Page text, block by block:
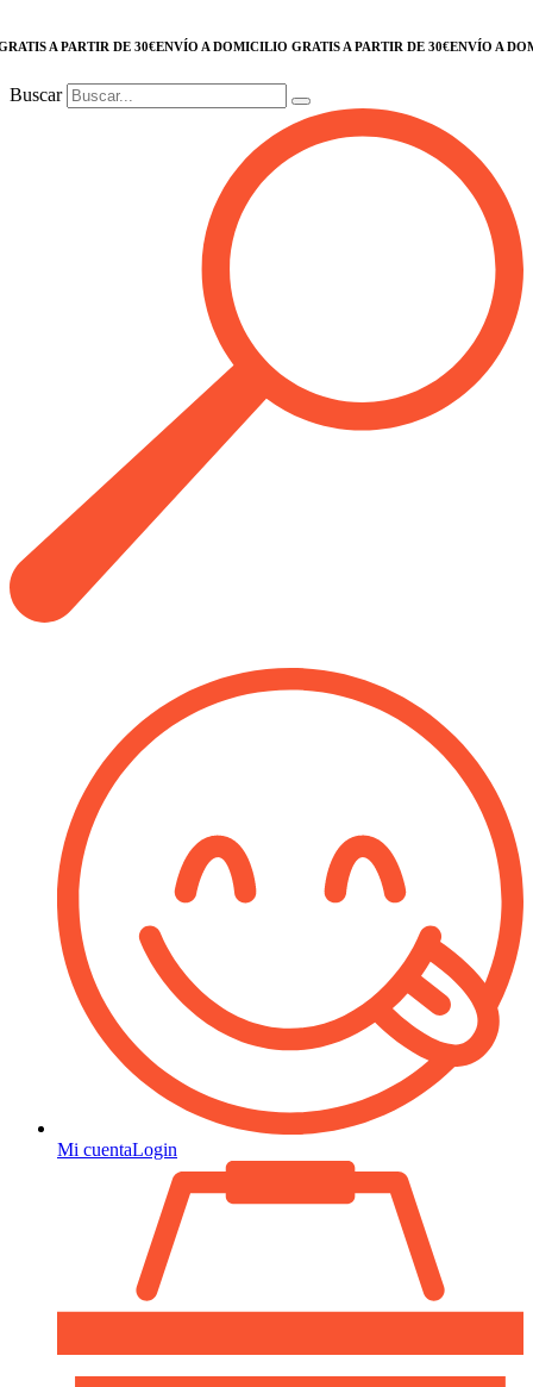
A PARTIR DE 30€ENVÍO A DOMICILIO GRATIS A PARTIR DE 30€ENVÍO A
Buscar
Mi cuentaLogin